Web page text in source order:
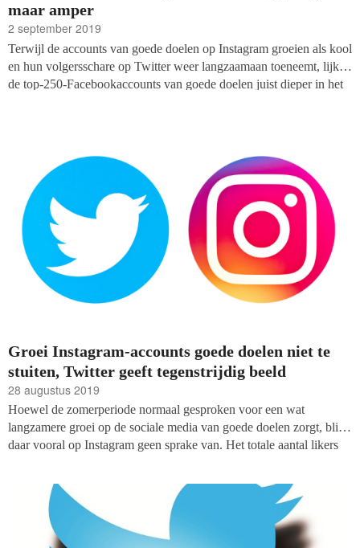
maar amper
2 september 2019
Terwijl de accounts van goede doelen op Instagram groeien als kool
en hun volgersschare op Twitter weer langzaamaan toeneemt, lijken
de top-250-Facebookaccounts van goede doelen juist dieper in het
likes; een stijging van ongeveer één procent. Daarmee werd de
laagste kwartaalgroei sinds de meting van maart 2012 genoteerd.
Die meting geldt nog steeds als de kwartaalmeting met de laagste
groei ooit.
Groei Instagram-accounts goede doelen niet te
stuiten, Twitter geeft tegenstrijdig beeld
28 augustus 2019
Hoewel de zomerperiode normaal gesproken voor een wat
langzamere groei op de sociale media van goede doelen zorgt, blijkt
daar vooral op Instagram geen sprake van. Het totale aantal likers
augustusmeting van fondsenwerversblog Fundraiser Online.
Zonder de top-2, die beide internationale allure hebben, winnen de
genoteerde goede doelen zelfs bijna 12%.